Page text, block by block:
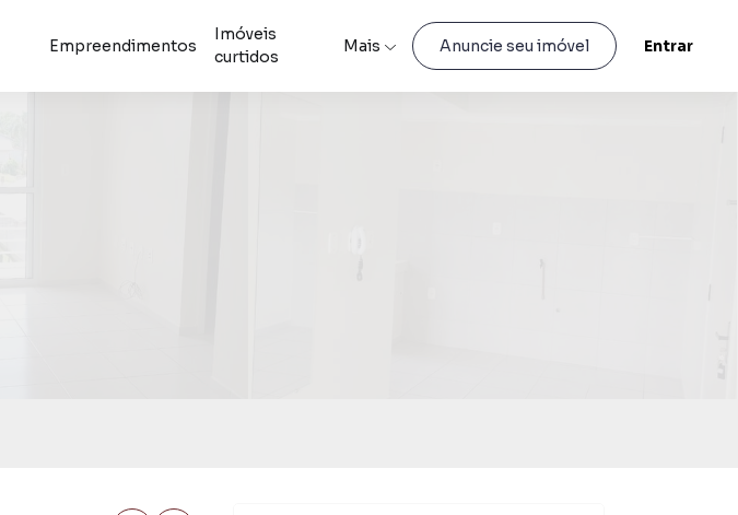
Empreendimentos
Imóveis
curtidos
Mais Anuncie seu imóvel Entrar